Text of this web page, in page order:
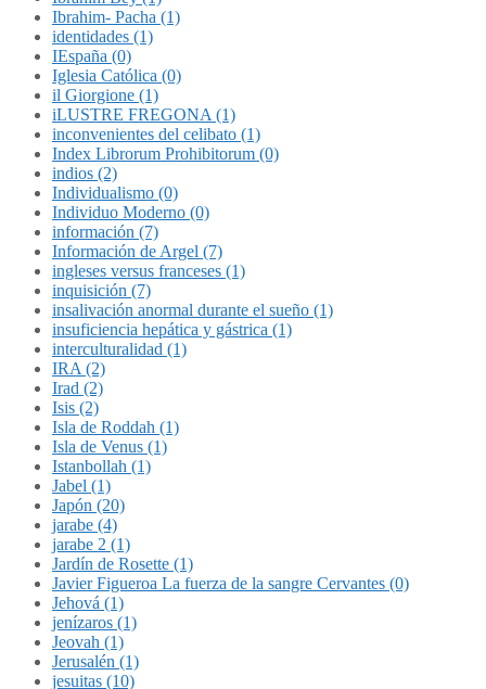
Ibrahim- Pacha (1)
identidades (1)
IEspaña (0)
Iglesia Católica (0)
il Giorgione (1)
iLUSTRE FREGONA (1)
inconvenientes del celibato (1)
Index Librorum Prohibitorum (0)
indios (2)
Individualismo (0)
Individuo Moderno (0)
información (7)
Información de Argel (7)
ingleses versus franceses (1)
inquisición (7)
insalivación anormal durante el sueño (1)
insuficiencia hepática y gástrica (1)
interculturalidad (1)
IRA (2)
Irad (2)
Isis (2)
Isla de Roddah (1)
Isla de Venus (1)
Istanbollah (1)
Jabel (1)
Japón (20)
jarabe (4)
jarabe 2 (1)
Jardín de Rosette (1)
Javier Figueroa La fuerza de la sangre Cervantes (0)
Jehová (1)
jenízaros (1)
Jeovah (1)
Jerusalén (1)
jesuitas (10)